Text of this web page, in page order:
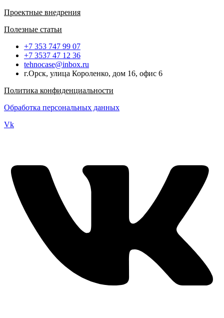
Проектные внедрения
Полезные статьи
+7 353 747 99 07
+7 3537 47 12 36
tehnocase@inbox.ru
г.Орск, улица Короленко, дом 16, офис 6
Политика конфиденциальности
Обработка персональных данных
Vk